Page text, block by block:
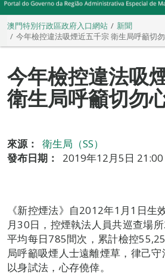
澳門特別行政區政府入口網站
新聞
今年檢控違法吸煙近五千宗 衛生局呼籲切
今年檢控違法吸
衛生局呼籲切勿
來源：
衛生局（SS）
發布日期：
2019年12月5日 21:00
《新控煙法》自2012年1月1日生
月30日，控煙執法人員共巡查場
平均每日785間次，累計檢控
局呼籲吸煙人士遠離煙草，律己
以身試法，心存僥倖。